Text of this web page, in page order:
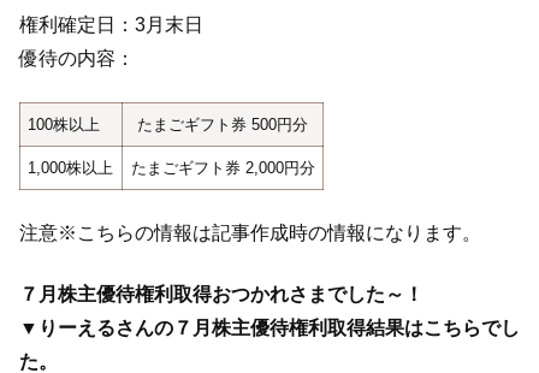
権利確定日：3月末日
優待の内容：
100株以上 たまごギフト券 500円分
1,000株以上 たまごギフト券 2,000円分
注意※こちらの情報は記事作成時の情報になります。
７月株主優待権利取得おつかれさまでした～！
▼りーえるさんの７月株主優待権利取得結果はこちらでし
た。